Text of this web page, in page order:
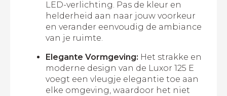
LED-verlichting. Pas de kleur en
helderheid aan naar jouw voorkeur
en verander eenvoudig de ambiance
van je ruimte.
Elegante Vormgeving: Het strakke en
moderne design van de Luxor 125 E
voegt een vleugje elegantie toe aan
elke omgeving, waardoor het niet